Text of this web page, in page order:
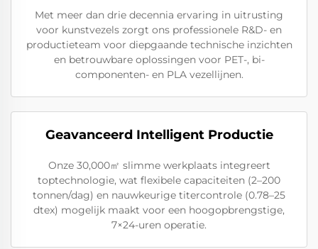
Met meer dan drie decennia ervaring in uitrusting
voor kunstvezels zorgt ons professionele R&D- en
productieteam voor diepgaande technische inzichten
en betrouwbare oplossingen voor PET-, bi-
componenten- en PLA vezellijnen.
Geavanceerd Intelligent Productie
Onze 30,000㎡ slimme werkplaats integreert
toptechnologie, wat flexibele capaciteiten (2–200
tonnen/dag) en nauwkeurige titercontrole (0.78–25
dtex) mogelijk maakt voor een hoogopbrengstige,
7×24-uren operatie.